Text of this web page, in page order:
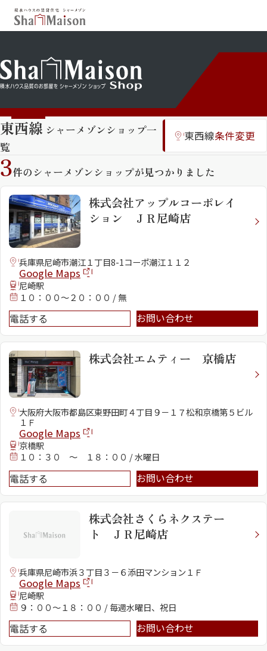
新着メール設定
北海道 東北
中国・四国
市区郡・路線・駅から探す
通勤・通学時間から探す
地図から探す
人気のカテゴリから探す
シャーメゾンとは
ルームツアー 動画ギャラリー
シャーメゾンショップを探す
らくらく内見
シャーメゾンライフサポート
自立型サービス付き・シニア向け
東西線 シャーメゾンショップ一
覧
東西線条件変更
3件のシャーメゾンショップが見つかりました
株式会社アップルコーポレイ
ション ＪＲ尼崎店
兵庫県尼崎市潮江１丁目8-1コーポ潮江１１２
Google Maps
尼崎駅
１０：００～２０：００ / 無
電話する お問い合わせ
株式会社エムティー 京橋店
大阪府大阪市都島区東野田町４丁目９－１７松和京橋第５ビル
１Ｆ
Google Maps
京橋駅
１０：３０ ～ １８：００ / 水曜日
電話する お問い合わせ
株式会社さくらネクステー
ト ＪＲ尼崎店
兵庫県尼崎市浜３丁目３－６添田マンション１Ｆ
Google Maps
尼崎駅
９：００～１８：００ / 毎週水曜日、祝日
電話する お問い合わせ